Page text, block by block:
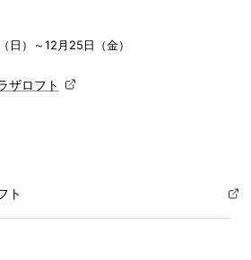
日）～12月25日（金）
ザロフト
ト